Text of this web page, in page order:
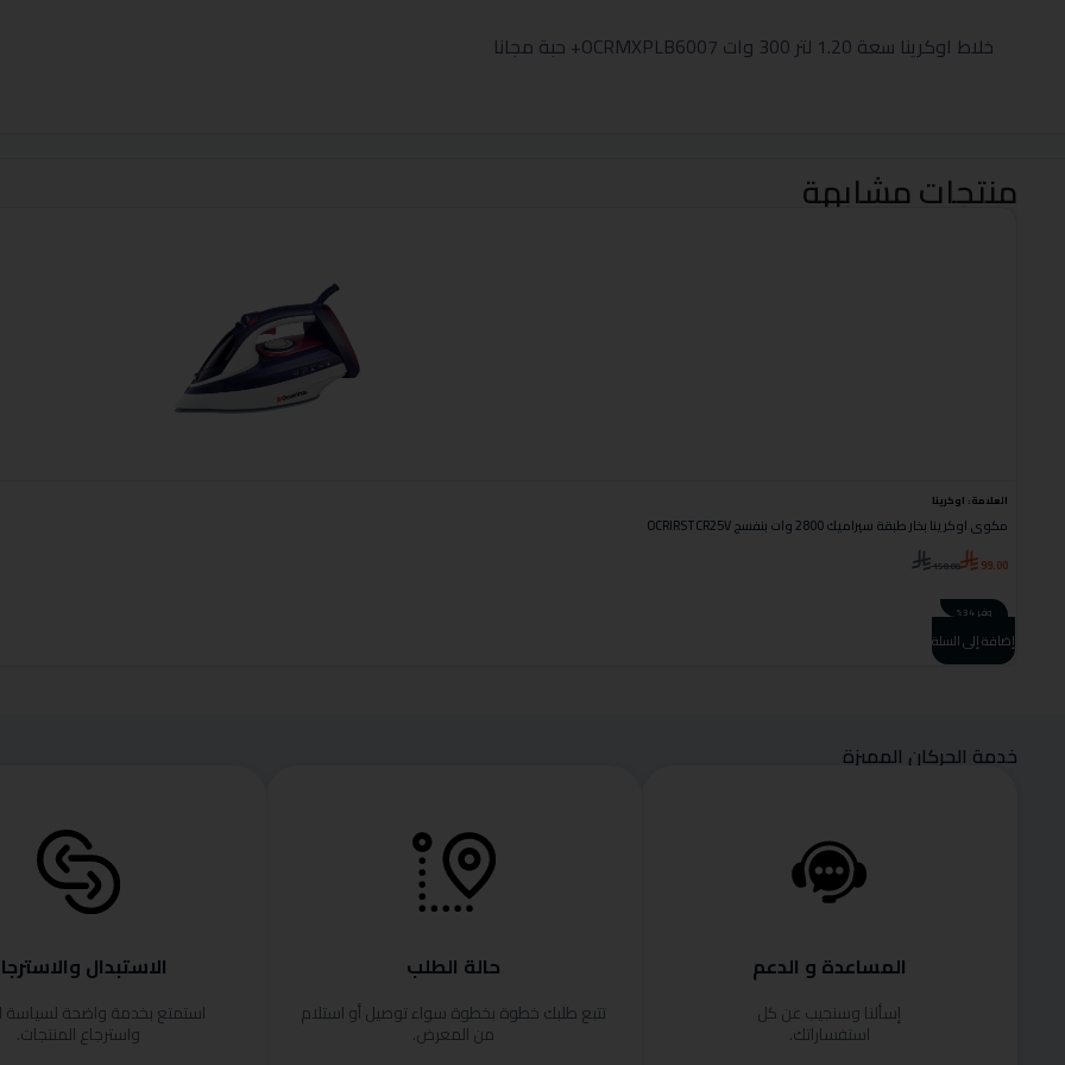
خلاط اوكرينا سعة 1.20 لتر 300 وات OCRMXPLB6007+ حبة مجانا
منتجات مشابهة
العلامة: اوكرينا
مكوى اوكرينا بخار طبقة سيراميك 2800 وات بنفسج OCRIRSTCR25V
150.00 99.00
وفر 34%
إضافة إلى السلة
خدمة الحركان المميزة
المساعدة و الدعم
إسألنا وسنجيب عن كل
استفساراتك.
حالة الطلب
تتبع طلبك خطوة بخطوة سواء توصيل أو استلام
من المعرض.
الاستبدال
استمتع بخدمة واضحة لسياسة
واسترجاع المنتجات.